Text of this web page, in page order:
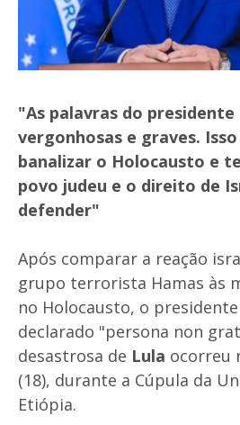
"As palavras do presidente
vergonhosas e graves.
banalizar o Holocausto e
povo judeu e o direito de
defender"
Após comparar a reação
grupo terrorista Hamas às
no Holocausto, o presidente
declarado "persona non
desastrosa de Lula ocorreu
(18), durante a Cúpula da
Etiópia.